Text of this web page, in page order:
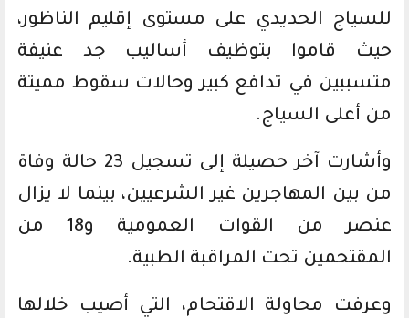
للسياج الحديدي على مستوى إقليم الناظور،
حيث قاموا بتوظيف أساليب جد عنيفة
متسببين في تدافع كبير وحالات سقوط مميتة
من أعلى السياج.
وأشارت آخر حصيلة إلى تسجيل 23 حالة وفاة
من بين المهاجرين غير الشرعيين، بينما لا يزال
عنصر من القوات العمومية و18 من
المقتحمين تحت المراقبة الطبية.
وعرفت محاولة الاقتحام، التي أصيب خلالها